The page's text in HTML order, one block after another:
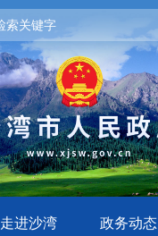
走进沙湾 政务动态